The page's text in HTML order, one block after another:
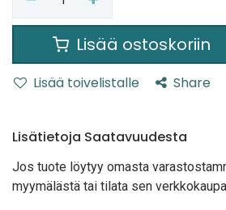
Lisää ostoskoriin
Lisää toivelistalle Share
Lisätietoja Saatavuudesta
Jos tuote löytyy omasta
myymälästä tai tilata sen